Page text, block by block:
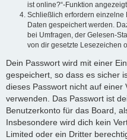
ist online?“-Funktion
Schließlich erfordern einzelne
Daten gespeichert werden.
bei Umfragen, der Gelesen-
von dir gesetzte Lesezeichen
Dein Passwort wird mit einer
gespeichert, so dass es sicher
dieses Passwort nicht auf einer
verwenden. Das Passwort ist
Benutzerkonto für das Board,
Insbesondere wird dich kein
Limited oder ein Dritter